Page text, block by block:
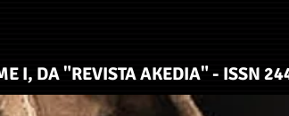
I, DA "REVISTA AKEDIA" - ISSN